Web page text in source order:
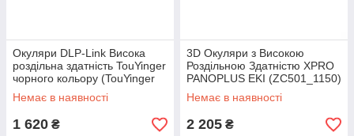
Окуляри DLP-Link Висока
роздільна здатність TouYinger
чорного кольору (TouYinger
DLP-Link (black)_759)
Немає в наявності
1 620 ₴
3D Окуляри з Високою
Роздільною Здатністю XPRO
PANOPLUS EKI (ZC501_1150)
Немає в наявності
2 205 ₴